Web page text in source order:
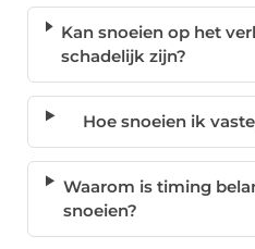
Kan snoeien op het
schadelijk zijn?
Hoe snoeien ik
Waarom is timing
snoeien?